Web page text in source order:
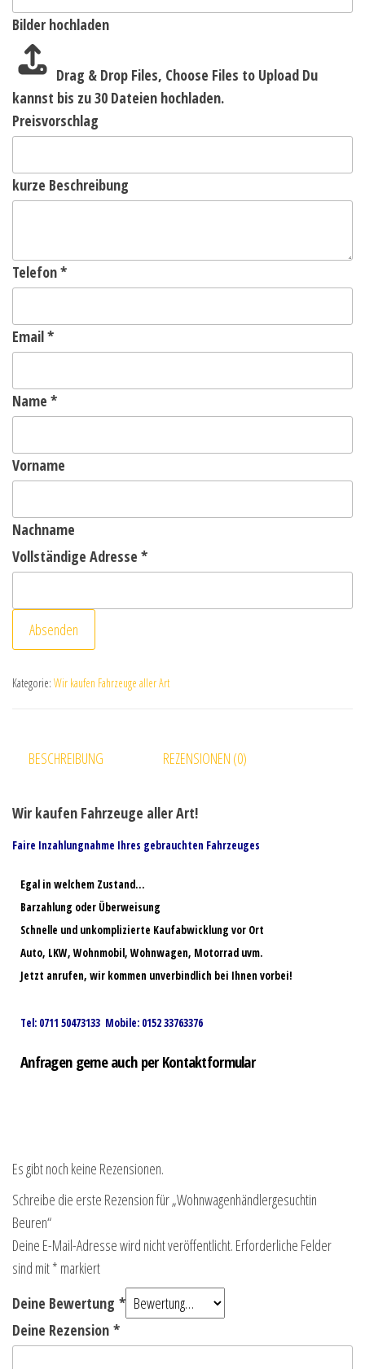
Bilder hochladen
Drag & Drop Files, Choose Files to Upload Du
kannst bis zu 30 Dateien hochladen.
Preisvorschlag
kurze Beschreibung
Telefon*
Email*
Name *
Vorname
Nachname
Vollständige Adresse *
Absenden
Kategorie: Wir kaufen Fahrzeuge aller Art
BESCHREIBUNG REZENSIONEN (0)
Wir kaufen Fahrzeuge aller Art!
Faire Inzahlungnahme Ihres gebrauchten Fahrzeuges
Egal in welchem Zustand…
Barzahlung oder Überweisung
Schnelle und unkomplizierte Kaufabwicklung vor Ort
Auto, LKW, Wohnmobil, Wohnwagen, Motorrad uvm.
Jetzt anrufen, wir kommen unverbindlich bei Ihnen vorbei!
Tel: 0711 50473133 Mobile: 0152 33763376
Anfragen gerne auch per Kontaktformular
Es gibt noch keine Rezensionen.
Schreibe die erste Rezension für „Wohnwagenhändlergesuchtin
Beuren“
Deine E-Mail-Adresse wird nicht veröffentlicht. Erforderliche Felder
sind mit* markiert
Deine Bewertung *
Deine Rezension *